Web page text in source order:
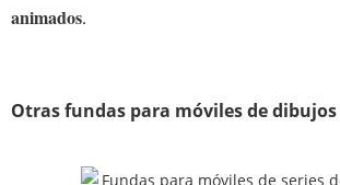
animados.
Otras fundas para móviles de